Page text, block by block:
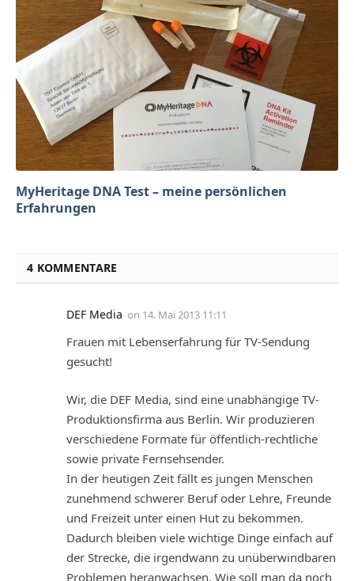
MyHeritage DNA Test – meine persönlichen
Erfahrungen
4 KOMMENTARE
DEF Media on 14. Mai 2013 11:11
Frauen mit Lebenserfahrung für TV-Sendung
gesucht!
Wir, die DEF Media, sind eine unabhängige TV-
Produktionsfirma aus Berlin. Wir produzieren
verschiedene Formate für öffentlich-rechtliche
sowie private Fernsehsender.
In der heutigen Zeit fällt es jungen Menschen
zunehmend schwerer Beruf oder Lehre, Freunde
und Freizeit unter einen Hut zu bekommen.
Dadurch bleiben viele wichtige Dinge einfach auf
der Strecke, die irgendwann zu unüberwindbaren
Problemen heranwachsen. Wie soll man da noch